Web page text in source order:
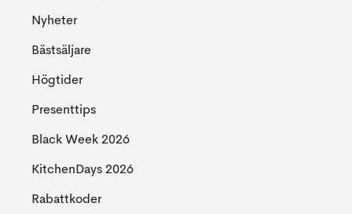
Nyheter
Bästsäljare
Högtider
Presenttips
Black Week 2026
KitchenDays 2026
Rabattkoder